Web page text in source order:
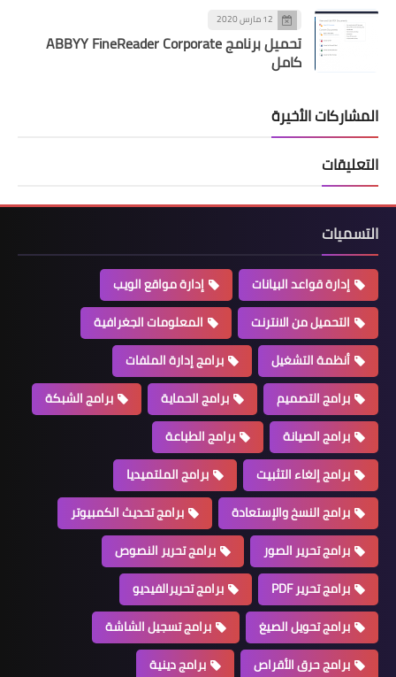
12 مارس 2020
تحميل برنامج ABBYY FineReader Corporate
كامل
المشاركات الأخيرة
التعليقات
التسميات
إدارة قواعد البيانات
إدارة مواقع الويب
التحميل من الانترنت
المعلومات الجغرافية
أنظمة التشغيل
برامج إدارة الملفات
برامج التصميم
برامج الحماية
برامج الشبكة
برامج الصيانة
برامج الطباعة
برامج إلغاء التثبيت
برامج الملتميديا
برامج النسخ والإستعادة
برامج تحديث الكمبيوتر
برامج تحرير الصور
برامج تحرير النصوص
برامج تحرير PDF
برامج تحريرالفيديو
برامج تحويل الصيغ
برامج تسجيل الشاشة
برامج حرق الأقراص
برامج دينية